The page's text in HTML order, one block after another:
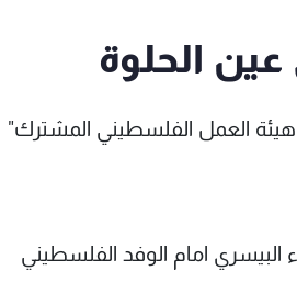
الحلوة
"هيئة العمل الفلسطيني المشترك"
البيسري امام الوفد الفلسطيني